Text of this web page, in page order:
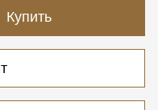
Купить